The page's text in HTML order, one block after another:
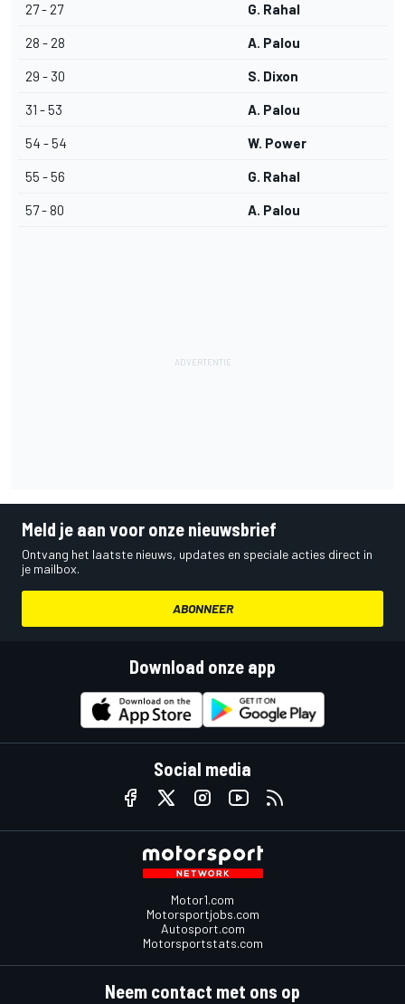
27 - 27 G. Rahal
28 - 28 A. Palou
29 - 30 S. Dixon
31 - 53 A. Palou
54 - 54 W. Power
55 - 56 G. Rahal
57 - 80 A. Palou
Meld je aan voor onze nieuwsbrief
Ontvang het laatste nieuws, updates en speciale acties direct in
je mailbox.
ABONNEER
Download onze app
Social media
Motor1.com
Motorsportjobs.com
Autosport.com
Motorsportstats.com
Neem contact met ons op